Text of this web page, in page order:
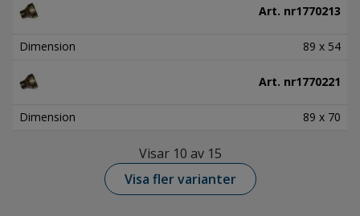
Art. nr1770213
Dimension 89 x 54
Art. nr1770221
Dimension 89 x 70
Visar 10 av 15
Visa fler varianter